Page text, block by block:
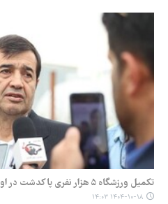
تکمیل ورزشگاه ۵ هزار نفری پاکدشت در اولویت وزارت ورزش
۱۴۰۴-۱۰-۱۸ ۱۴:۰۳